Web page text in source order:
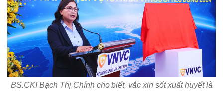
BS.CKI Bạch Thị Chính cho biết, vắc xin sốt xuất huyết là